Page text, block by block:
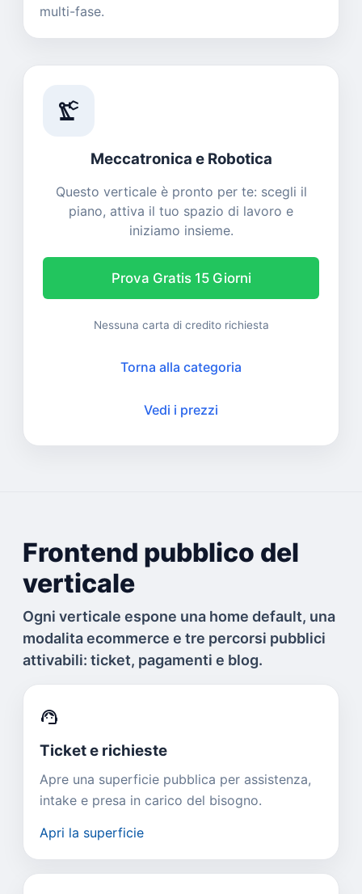
multi-fase.
precision_manufacturing
Meccatronica e Robotica
Questo verticale è pronto per te: scegli il
piano, attiva il tuo spazio di lavoro e
iniziamo insieme.
Prova Gratis 15 Giorni
Nessuna carta di credito richiesta
Torna alla categoria
Vedi i prezzi
Frontend pubblico del
verticale
Ogni verticale espone una home default, una
modalita ecommerce e tre percorsi pubblici
attivabili: ticket, pagamenti e blog.
support_agent
Ticket e richieste
Apre una superficie pubblica per assistenza,
intake e presa in carico del bisogno.
Apri la superficie